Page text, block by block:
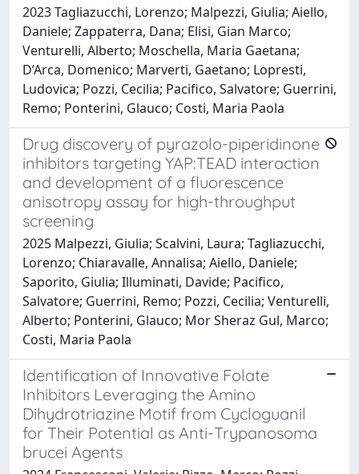
2023 Tagliazucchi, Lorenzo; Malpezzi, Giulia; Aiello,
Daniele; Zappaterra, Dana; Elisi, Gian Marco;
Venturelli, Alberto; Moschella, Maria Gaetana;
D’Arca, Domenico; Marverti, Gaetano; Lopresti,
Ludovica; Pozzi, Cecilia; Pacifico, Salvatore; Guerrini,
Remo; Ponterini, Glauco; Costi, Maria Paola
Drug discovery of pyrazolo-piperidinone
inhibitors targeting YAP:TEAD interaction
and development of a fluorescence
anisotropy assay for high-throughput
screening
2025 Malpezzi, Giulia; Scalvini, Laura; Tagliazucchi,
Lorenzo; Chiaravalle, Annalisa; Aiello, Daniele;
Saporito, Giulia; Illuminati, Davide; Pacifico,
Salvatore; Guerrini, Remo; Pozzi, Cecilia; Venturelli,
Alberto; Ponterini, Glauco; Mor Sheraz Gul, Marco;
Costi, Maria Paola
Identification of Innovative Folate
Inhibitors Leveraging the Amino
Dihydrotriazine Motif from Cycloguanil
for Their Potential as Anti-Trypanosoma
brucei Agents